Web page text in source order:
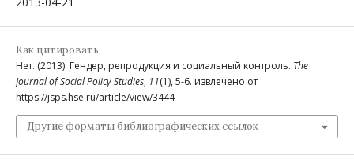
Как цитировать
Нет. (2013). Гендер, репродукция и социальный контроль. The
Journal of Social Policy Studies, 11(1), 5-6. извлечено от
https://jsps.hse.ru/article/view/3444
Другие форматы библиографических ссылок